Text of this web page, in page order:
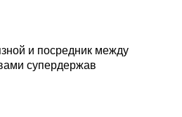
и посредник между
супердержав